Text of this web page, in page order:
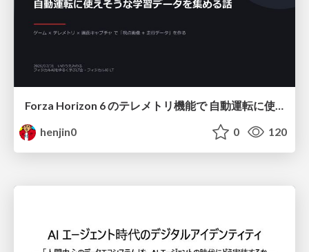
Forza Horizon 6 のテレメトリ機能で 自動運転に使えそうな学習データを集める話
henjin0
0 120